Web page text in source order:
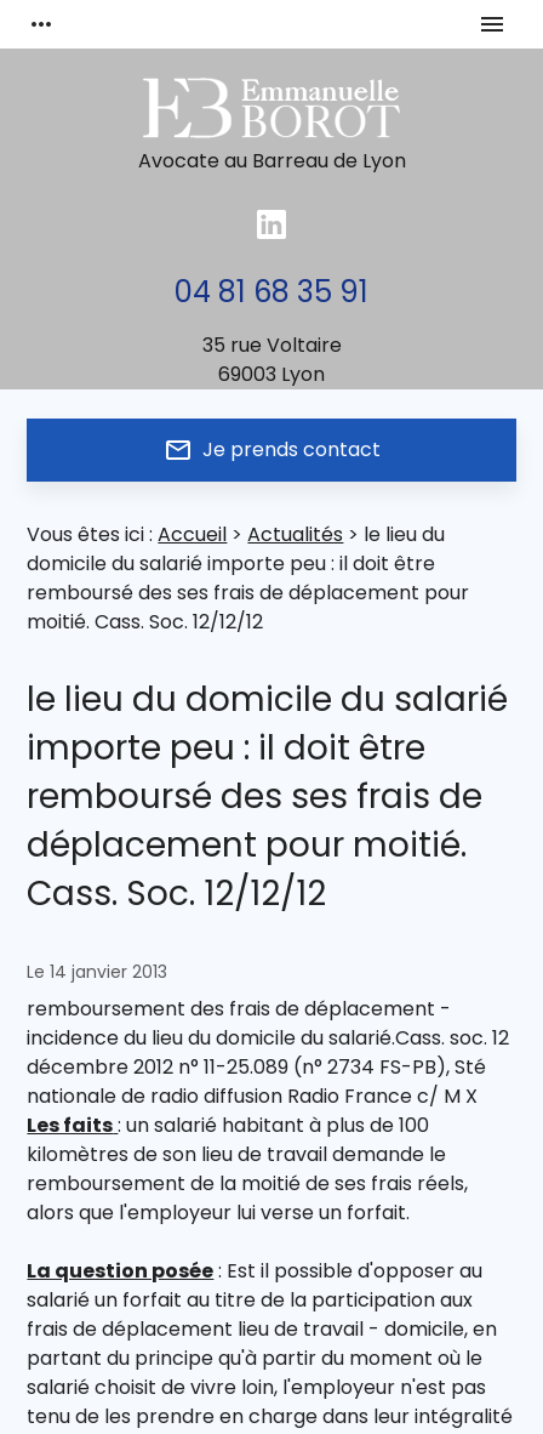
more_horiz menu
Avocate au Barreau de Lyon
04 81 68 35 91
35 rue Voltaire
69003 Lyon
mail_outline Je prends contact
Vous êtes ici : Accueil >Actualités > le lieu du
domicile du salarié importe peu : il doit être
remboursé des ses frais de déplacement pour
moitié. Cass. Soc. 12/12/12
le lieu du domicile du salarié
importe peu : il doit être
remboursé des ses frais de
déplacement pour moitié.
Cass. Soc. 12/12/12
Le 14 janvier 2013
remboursement des frais de déplacement -
incidence du lieu du domicile du salarié.Cass. soc. 12
décembre 2012 n° 11-25.089 (n° 2734 FS-PB), Sté
nationale de radio diffusion Radio France c/ M X
Les faits: un salarié habitant à plus de 100
kilomètres de son lieu de travail demande le
remboursement de la moitié de ses frais réels,
alors que l'employeur lui verse un forfait.
La question posée: Est il possible d'opposer au
salarié un forfait au titre de la participation aux
frais de déplacement lieu de travail - domicile, en
partant du principe qu'à partir du moment où le
salarié choisit de vivre loin, l'employeur n'est pas
tenu de les prendre en charge dans leur intégralité